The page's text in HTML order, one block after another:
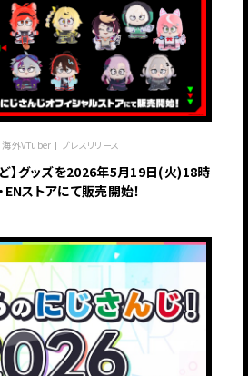
海外VTuber プレスリリース
】グッズを2026年5月19日(火)18時
ストアにて販売開始！